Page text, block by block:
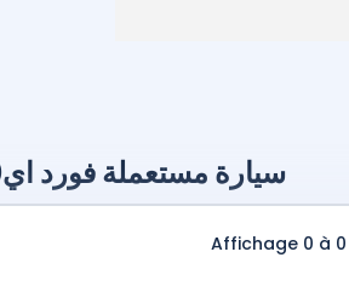
سيارة مستعملة فورد اي350 بالمغرب
Affichage 0 à